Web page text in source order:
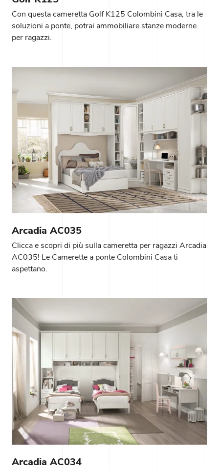
Con questa cameretta Golf K125 Colombini Casa, tra le
soluzioni a ponte, potrai ammobiliare stanze moderne
per ragazzi.
Arcadia AC035
Clicca e scopri di più sulla cameretta per ragazzi Arcadia
AC035! Le Camerette a ponte Colombini Casa ti
aspettano.
Arcadia AC034